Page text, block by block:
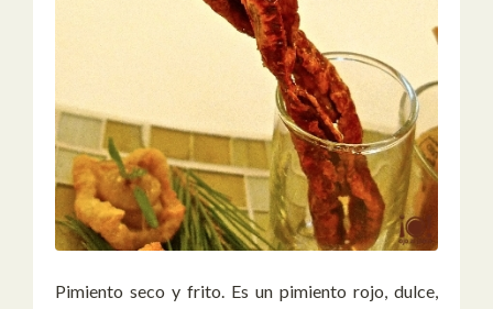
Pimiento seco y frito. Es un pimiento rojo, dulce,